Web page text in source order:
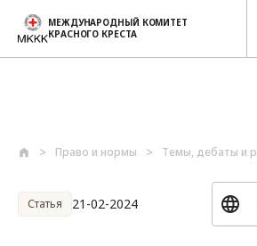
МЕЖДУНАРОДНЫЙ КОМИТЕТ
КРАСНОГО КРЕСТА
Право и нормы Темы, дебаты и
Статья 21-02-2024